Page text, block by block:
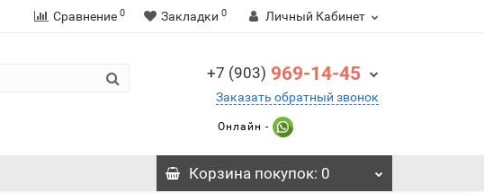
Сравнение 0 Закладки 0 Личный Кабинет
+7 (903) 969-14-45
Заказать обратный звонок
Онлайн -
Корзинапокупок: 0